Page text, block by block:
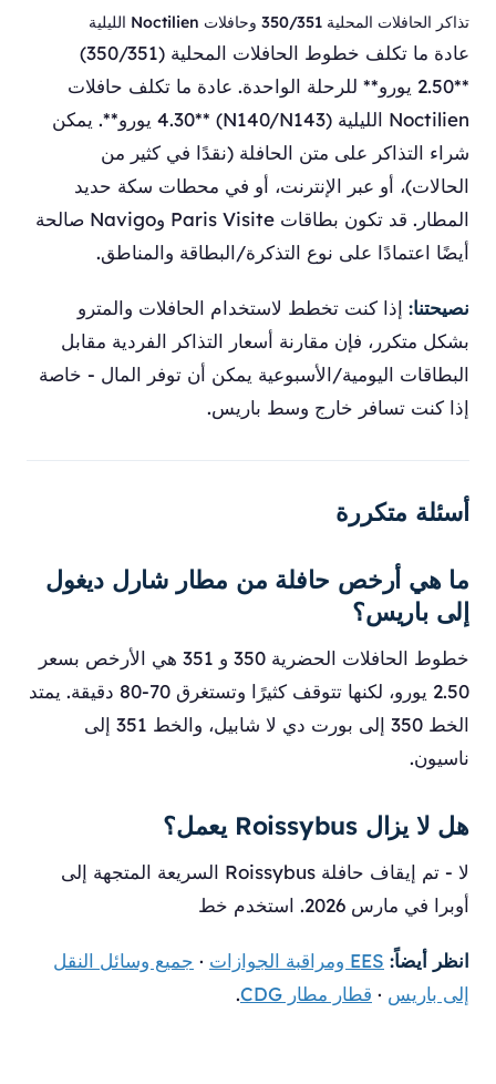
تذاكر الحافلات المحلية 350/351 وحافلات Noctilien الليلية
عادة ما تكلف خطوط الحافلات المحلية (350/351)
**2.50 يورو** للرحلة الواحدة. عادة ما تكلف حافلات
Noctilien الليلية (N140/N143) **4.30 يورو**. يمكن
شراء التذاكر على متن الحافلة (نقدًا في كثير من
الحالات)، أو عبر الإنترنت، أو في محطات سكة حديد
المطار. قد تكون بطاقات Paris Visite وNavigo صالحة
أيضًا اعتمادًا على نوع التذكرة/البطاقة والمناطق.
نصيحتنا: إذا كنت تخطط لاستخدام الحافلات والمترو
بشكل متكرر، فإن مقارنة أسعار التذاكر الفردية مقابل
البطاقات اليومية/الأسبوعية يمكن أن توفر المال - خاصة
إذا كنت تسافر خارج وسط باريس.
أسئلة متكررة
ما هي أرخص حافلة من مطار شارل ديغول
إلى باريس؟
خطوط الحافلات الحضرية 350 و 351 هي الأرخص بسعر
2.50 يورو، لكنها تتوقف كثيرًا وتستغرق 70-80 دقيقة. يمتد
الخط 350 إلى بورت دي لا شابيل، والخط 351 إلى
ناسيون.
هل لا يزال Roissybus يعمل؟
لا - تم إيقاف حافلة Roissybus السريعة المتجهة إلى
أوبرا في مارس 2026. استخدم خط
انظر أيضاً: EES ومراقبة الجوازات · جميع وسائل النقل
إلى باريس · قطار مطار CDG .